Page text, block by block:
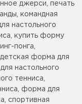
джерси, печать
командная
настольного
купить форму
понга,
форма для
настольного
тенниса,
форма для
спортивная